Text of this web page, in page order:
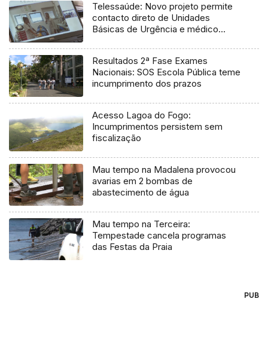
Telessaúde: Novo projeto permite
contacto direto de Unidades
Básicas de Urgência e médico
Resultados 2ª Fase Exames
Nacionais: SOS Escola Pública teme
incumprimento dos prazos
Acesso Lagoa do Fogo:
Incumprimentos persistem sem
fiscalização
Mau tempo na Madalena provocou
avarias em 2 bombas de
abastecimento de água
Mau tempo na Terceira:
Tempestade cancela programas
das Festas da Praia
PUB